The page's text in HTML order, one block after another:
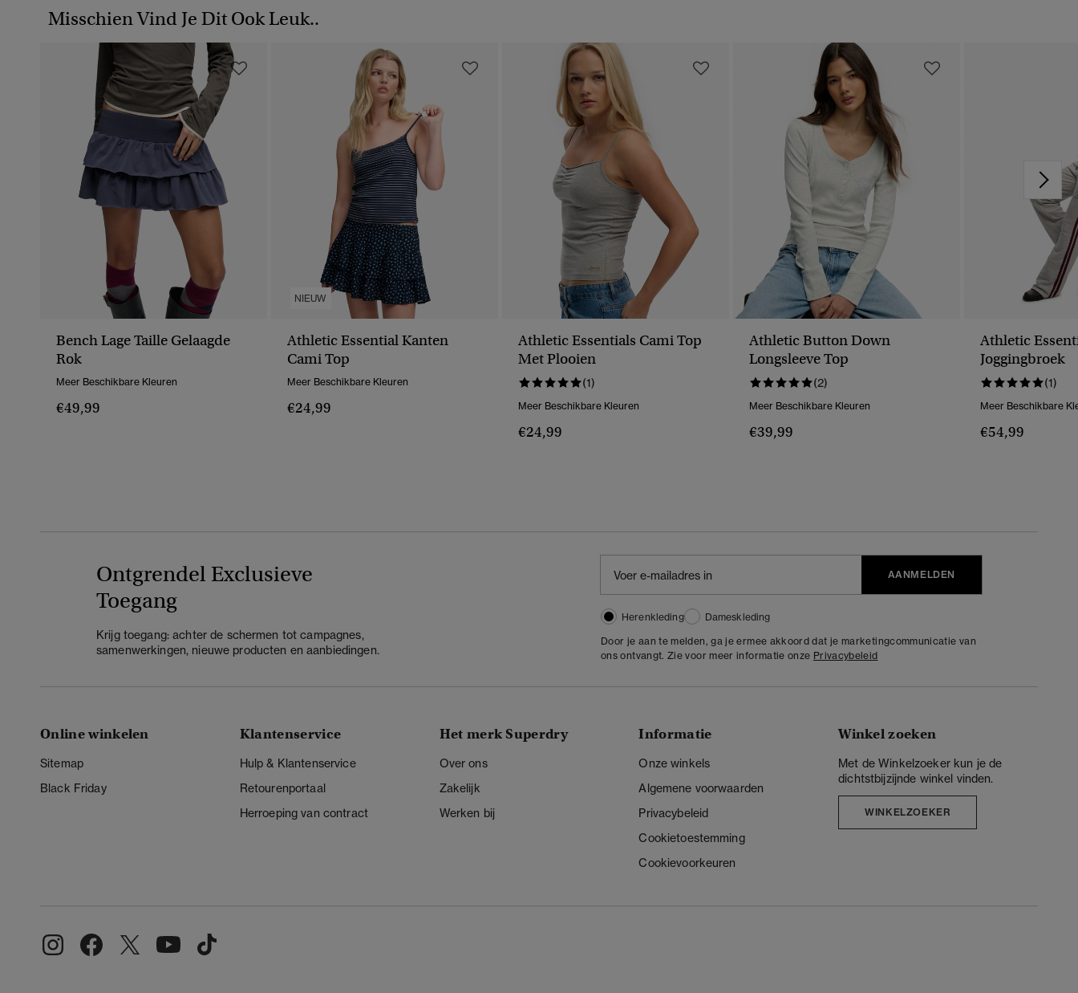
Misschien Vind Je Dit Ook Leuk..
Bench Lage Taille Gelaagde
Rok
Meer Beschikbare Kleuren
€49,99
NIEUW
Athletic Essential Kanten
Cami Top
Meer Beschikbare Kleuren
€24,99
Athletic Essentials Cami Top
Met Plooien
(1)
Meer Beschikbare Kleuren
€24,99
Athletic Button Down
Longsleeve Top
(2)
Meer Beschikbare Kleuren
€39,99
Athletic
Joggingbroek
(1)
Meer Beschikbare
€54,99
Ontgrendel Exclusieve
Toegang
Krijg toegang: achter de schermen tot campagnes,
samenwerkingen, nieuwe producten en aanbiedingen.
AANMELDEN
Herenkleding
Dameskleding
Door je aan te melden, ga je ermee akkoord dat je marketingcommunicatie van
ons ontvangt. Zie voor meer informatie onze Privacybeleid
Online winkelen
Sitemap
Black Friday
Klantenservice
Hulp & Klantenservice
Retourenportaal
Herroeping van contract
Het merk Superdry
Over ons
Zakelijk
Werken bij
Informatie
Onze winkels
Algemene voorwaarden
Privacybeleid
Cookietoestemming
Cookievoorkeuren
Winkel zoeken
Met de Winkelzoeker kun je de
dichtstbijzijnde winkel vinden.
WINKELZOEKER